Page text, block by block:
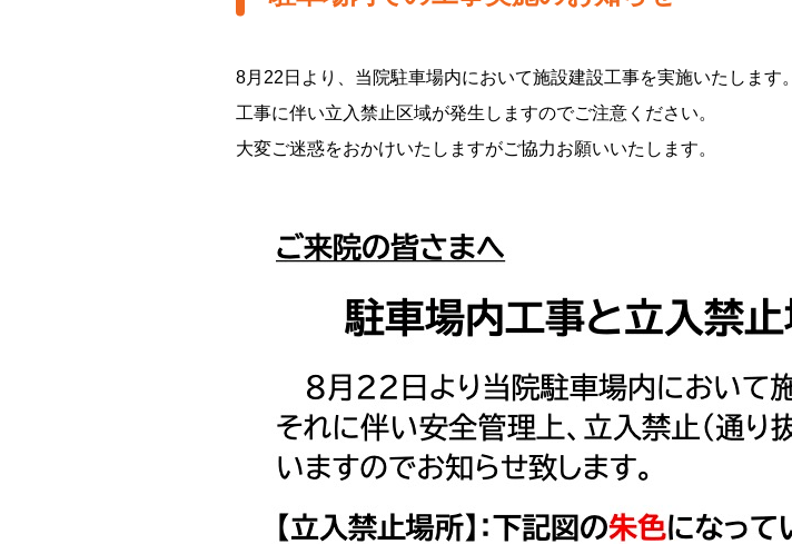
8月22日より、当院駐車場内において施設建設工事を実施いたします。
工事に伴い立入禁止区域が発生しますのでご注意ください。
大変ご迷惑をおかけいたしますがご協力お願いいたします。